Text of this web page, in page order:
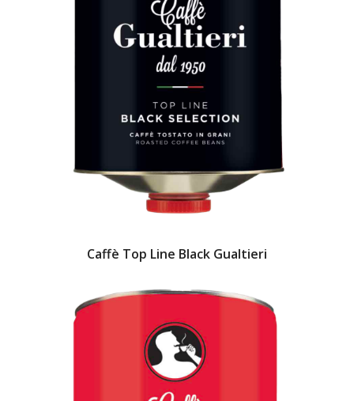
Caffè Top Line Black Gualtieri